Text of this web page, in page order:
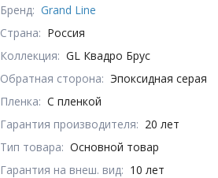
Бренд: Grand Line
Страна: Россия
Коллекция: GL Квадро Брус
Обратная сторона: Эпоксидная серая
Пленка: С пленкой
Гарантия производителя: 20 лет
Тип товара: Основной товар
Гарантия на внеш. вид: 10 лет